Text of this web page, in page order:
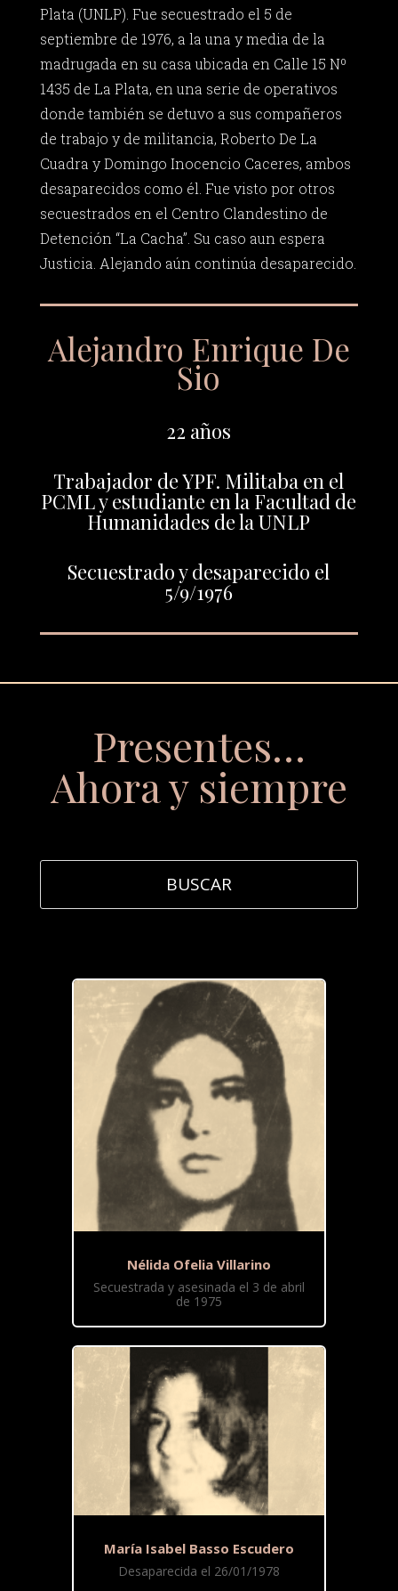
Plata (UNLP). Fue secuestrado el 5 de
septiembre de 1976, a la una y media de la
madrugada en su casa ubicada en Calle 15 Nº
1435 de La Plata, en una serie de operativos
donde también se detuvo a sus compañeros
de trabajo y de militancia, Roberto De La
Cuadra y Domingo Inocencio Caceres, ambos
desaparecidos como él. Fue visto por otros
secuestrados en el Centro Clandestino de
Detención “La Cacha”. Su caso aun espera
Justicia. Alejando aún continúa desaparecido.
Alejandro Enrique De
Sio
22 años
Trabajador de YPF. Militaba en el
PCML y estudiante en la Facultad de
Humanidades de la UNLP
Secuestrado y desaparecido el
5/9/1976
Presentes…
Ahora y siempre
Nélida Ofelia Villarino
Secuestrada y asesinada el 3 de abril
de 1975
María Isabel Basso Escudero
Desaparecida el 26/01/1978